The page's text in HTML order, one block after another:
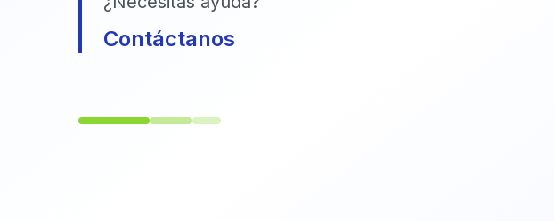
Contáctanos